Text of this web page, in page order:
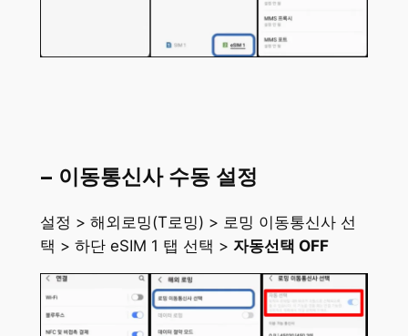
– 이동통신사 수동 설정
설정 > 해외로밍(T로밍) > 로밍 이동통신사 선
택 > 하단 eSIM 1 탭 선택 > 자동선택 OFF